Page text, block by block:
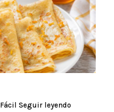
Fácil Seguir leyendo